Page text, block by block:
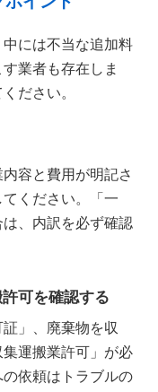
には不当な追加料
業者も存在しま
ださい。
容と費用が明記さ
ください。「一
、内訳を必ず確認
可を確認する
」、廃棄物を収
運搬業許可」が必
依頼はトラブルの